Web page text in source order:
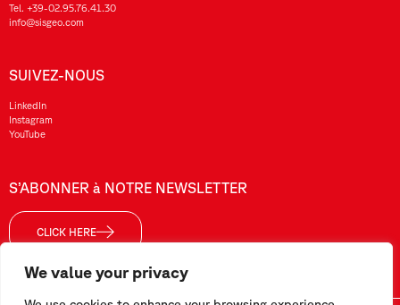
We value your privacy
Tel. +39-02.95.76.41.30
info@sisgeo.com
SUIVEZ-NOUS
LinkedIn
Instagram
YouTube
S’ABONNER à NOTRE NEWSLETTER
CLICK HERE